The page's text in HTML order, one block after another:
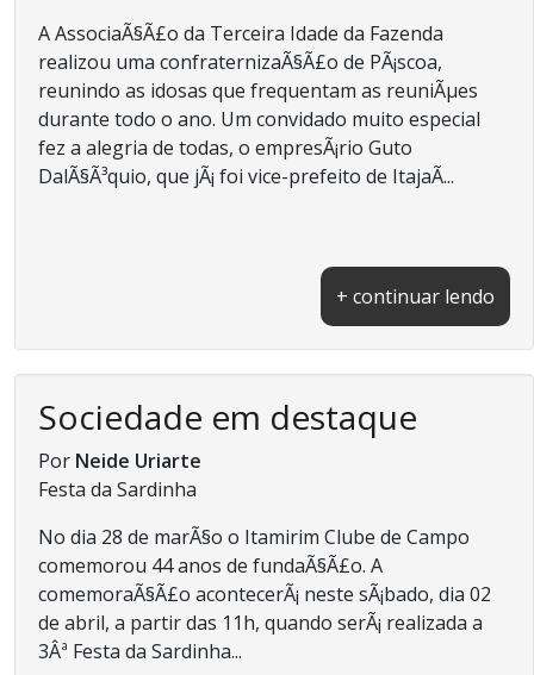
A AssociaÃ§Ã£o da Terceira Idade da Fazenda
realizou uma confraternizaÃ§Ã£o de PÃ¡scoa,
reunindo as idosas que frequentam as reuniÃµes
durante todo o ano. Um convidado muito especial
fez a alegria de todas, o empresÃ¡rio Guto
DalÃ§Ã³quio, que jÃ¡ foi vice-prefeito de ItajaÃ­...
+ continuar lendo
Sociedade em destaque
Por Neide Uriarte
Festa da Sardinha
No dia 28 de marÃ§o o Itamirim Clube de Campo
comemorou 44 anos de fundaÃ§Ã£o. A
comemoraÃ§Ã£o acontecerÃ¡ neste sÃ¡bado, dia 02
de abril, a partir das 11h, quando serÃ¡ realizada a
3Âª Festa da Sardinha...